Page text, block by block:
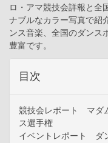
ロ・アマ競技会詳報と全
ナブルなカラー写真で紹
ンス音楽、全国のダンス
豊富です。
目次
競技会レポート マダ
ス選手権
イベントレポート ダ